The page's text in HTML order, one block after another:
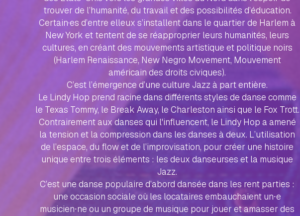
trouver de l’humanité, du travail et des possibilités d’éducation.
Certain·es d’entre elleux s’installent dans le quartier de Harlem à
New York et tentent de se réapproprier leurs humanités, leurs
cultures, en créant des mouvements artistique et politique noirs
(Harlem Renaissance, New Negro Movement, Mouvement
américain des droits civiques).
C’est l’émergence d’une culture Jazz à part entière.
Le Lindy Hop prend racine dans différents styles de danse comme
le Texas Tommy, le Break Away, le Charleston ainsi que le Fox Trott.
Contrairement aux danses qui l'influencent, le Lindy Hop a amené
la tension et la compression dans les danses à deux. L’utilisation
de l’espace, du flow et de l’improvisation, pour créer une histoire
unique entre trois éléments : les deux danseurses et la musique
Jazz.
C’est une danse populaire d’abord dansée dans les rent parties :
une occasion sociale où les locataires embauchaient un⸱e
musicien⸱ne ou un groupe de musique pour jouer et amasser des